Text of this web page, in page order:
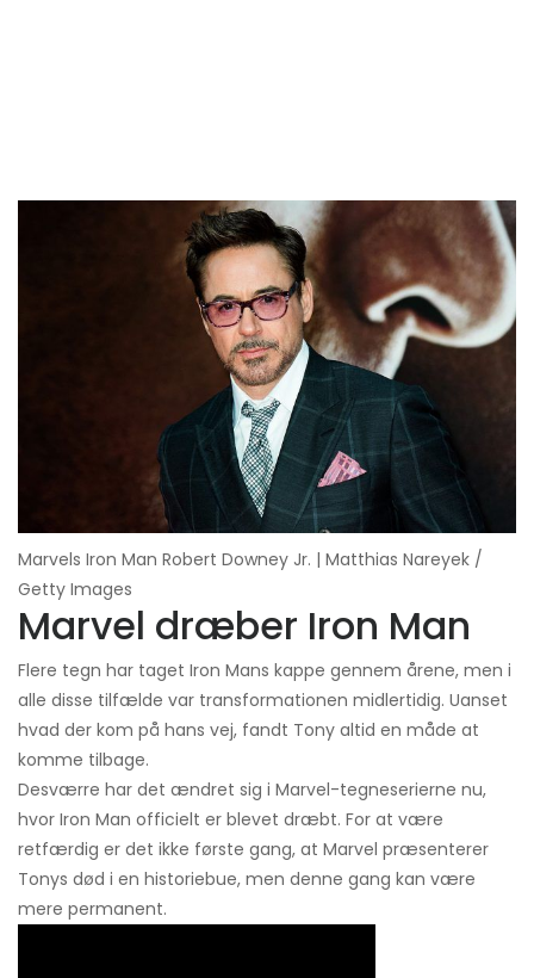
Marvels Iron Man Robert Downey Jr. | Matthias Nareyek /
Getty Images
Marvel dræber Iron Man
Flere tegn har taget Iron Mans kappe gennem årene, men i
alle disse tilfælde var transformationen midlertidig. Uanset
hvad der kom på hans vej, fandt Tony altid en måde at
komme tilbage.
Desværre har det ændret sig i Marvel-tegneserierne nu,
hvor Iron Man officielt er blevet dræbt. For at være
retfærdig er det ikke første gang, at Marvel præsenterer
Tonys død i en historiebue, men denne gang kan være
mere permanent.